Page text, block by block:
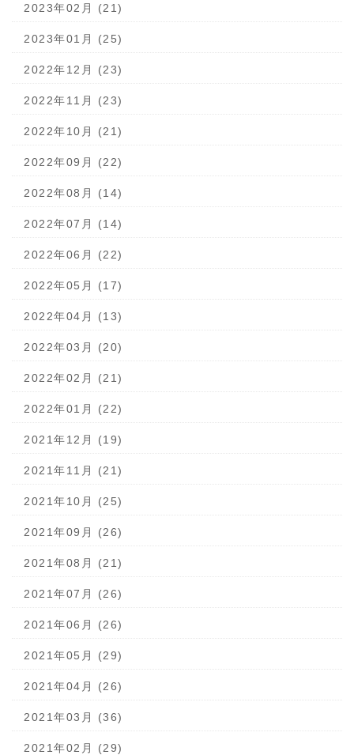
2023年02月 (21)
2023年01月 (25)
2022年12月 (23)
2022年11月 (23)
2022年10月 (21)
2022年09月 (22)
2022年08月 (14)
2022年07月 (14)
2022年06月 (22)
2022年05月 (17)
2022年04月 (13)
2022年03月 (20)
2022年02月 (21)
2022年01月 (22)
2021年12月 (19)
2021年11月 (21)
2021年10月 (25)
2021年09月 (26)
2021年08月 (21)
2021年07月 (26)
2021年06月 (26)
2021年05月 (29)
2021年04月 (26)
2021年03月 (36)
2021年02月 (29)